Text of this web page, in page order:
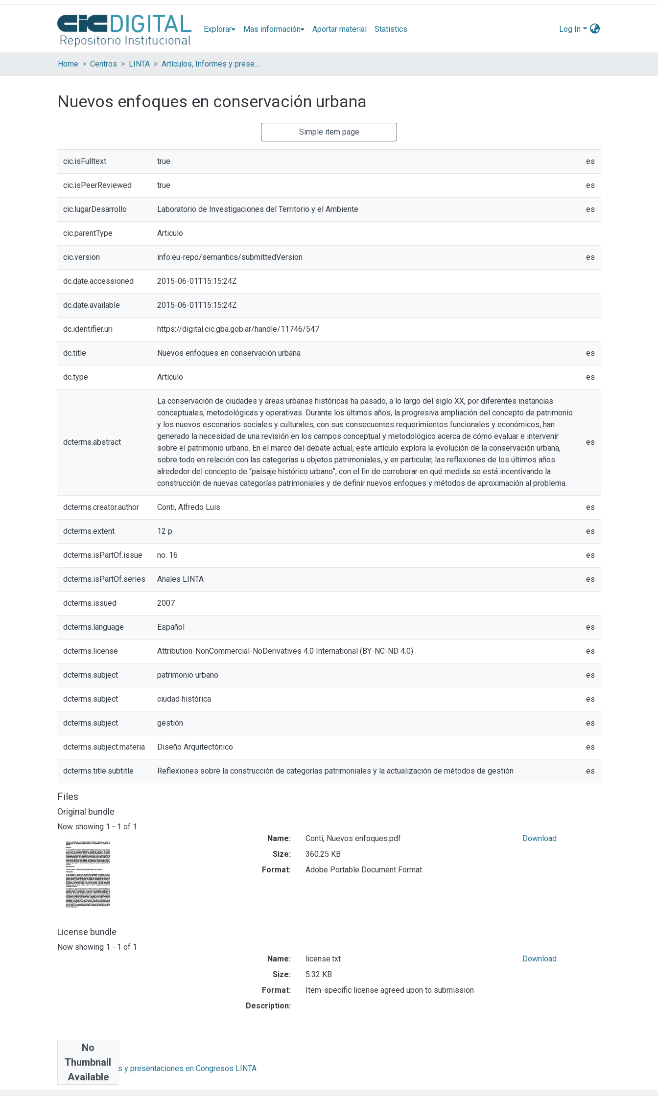
Explorar Mas información Aportar material Statistics Log In
Home Centros LINTA Artículos, Informes y presentaciones en Congresos LINTA
Nuevos enfoques en conservación urbana
Simple item page
cic.isFulltext true es
cic.isPeerReviewed true es
cic.lugarDesarrollo Laboratorio de Investigaciones del Territorio y el Ambiente es
cic.parentType Articulo
cic.version info:eu-repo/semantics/submittedVersion es
dc.date.accessioned 2015-06-01T15:15:24Z
dc.date.available 2015-06-01T15:15:24Z
dc.identifier.uri https://digital.cic.gba.gob.ar/handle/11746/547
dc.title Nuevos enfoques en conservación urbana es
dc.type Artículo es
dcterms.abstract
La conservación de ciudades y áreas urbanas históricas ha pasado, a lo largo del siglo XX, por diferentes instancias
conceptuales, metodológicas y operativas. Durante los últimos años, la progresiva ampliación del concepto de patrimonio
y los nuevos escenarios sociales y culturales, con sus consecuentes requerimientos funcionales y económicos, han
generado la necesidad de una revisión en los campos conceptual y metodológico acerca de cómo evaluar e intervenir
sobre el patrimonio urbano. En el marco del debate actual, este artículo explora la evolución de la conservación urbana,
sobre todo en relación con las categorías u objetos patrimoniales, y en particular, las reflexiones de los últimos años
alrededor del concepto de “paisaje histórico urbano”, con el fin de corroborar en qué medida se está incentivando la
construcción de nuevas categorías patrimoniales y de definir nuevos enfoques y métodos de aproximación al problema.
es
dcterms.creator.author Conti, Alfredo Luis es
dcterms.extent 12 p. es
dcterms.isPartOf.issue no. 16 es
dcterms.isPartOf.series Anales LINTA es
dcterms.issued 2007
dcterms.language Español es
dcterms.license Attribution-NonCommercial-NoDerivatives 4.0 International (BY-NC-ND 4.0) es
dcterms.subject patrimonio urbano es
dcterms.subject ciudad histórica es
dcterms.subject gestión es
dcterms.subject.materia Diseño Arquitectónico es
dcterms.title.subtitle Reflexiones sobre la construcción de categorías patrimoniales y la actualización de métodos de gestión es
Files
Original bundle
Now showing 1 - 1 of 1
Name:
Conti, Nuevos enfoques.pdf
Size:
360.25 KB
Format:
Adobe Portable Document Format
Download
License bundle
Now showing 1 - 1 of 1
No
Thumbnail
Available
Name:
license.txt
Size:
5.32 KB
Format:
Item-specific license agreed upon to submission
Description:
Download
Collections
Artículos, Informes y presentaciones en Congresos LINTA